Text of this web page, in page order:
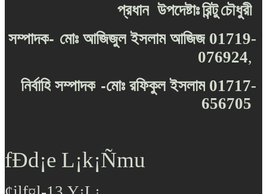
প্রধান উপদেষ্টাঃরিন্টুচৌধুরী
সম্পাদক- মোঃ আজিজুল ইসলাম আজিজ 01719-
076924,
নির্বাহি সম্পাদক -মোঃ রফিকুল ইসলাম 01717-
656705
fÐd¡e L¡k¡Ñmu